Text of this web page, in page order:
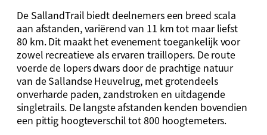
De SallandTrail biedt deelnemers een breed scala
aan afstanden, variërend van 11 km tot maar liefst
80 km. Dit maakt het evenement toegankelijk voor
zowel recreatieve als ervaren traillopers. De route
voerde de lopers dwars door de prachtige natuur
van de Sallandse Heuvelrug, met grotendeels
onverharde paden, zandstroken en uitdagende
singletrails. De langste afstanden kenden bovendien
een pittig hoogteverschil tot 800 hoogtemeters.